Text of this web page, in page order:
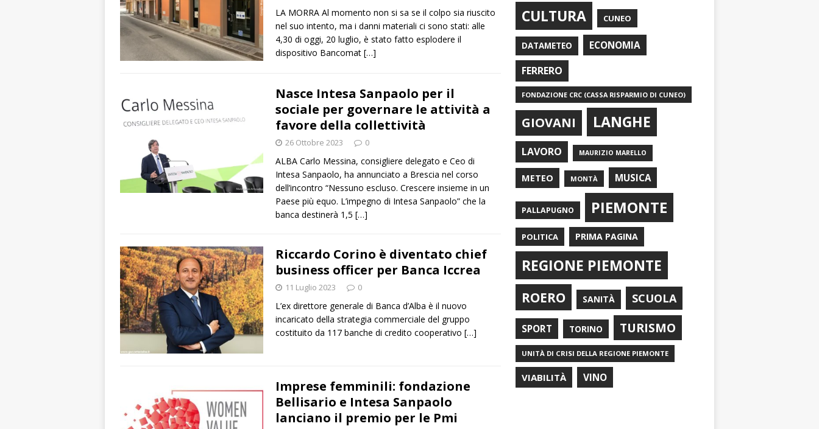
LA MORRA Al momento non si sa se il colpo sia riuscito
nel suo intento, ma i danni materiali ci sono stati: alle
4,30 di oggi, 20 luglio, è stato fatto esplodere il
dispositivo Bancomat […]
Nasce Intesa Sanpaolo per il
sociale per governare le attività a
favore della collettività
26 Ottobre 2023 0
ALBA Carlo Messina, consigliere delegato e Ceo di
Intesa Sanpaolo, ha annunciato a Brescia nel corso
dell’incontro “Nessuno escluso. Crescere insieme in un
Paese più equo. L’impegno di Intesa Sanpaolo” che la
banca destinerà 1,5 […]
Riccardo Corino è diventato chief
business officer per Banca Iccrea
11 Luglio 2023 0
L’ex direttore generale di Banca d’Alba è il nuovo
incaricato della strategia commerciale del gruppo
costituito da 117 banche di credito cooperativo […]
Imprese femminili: fondazione
Bellisario e Intesa Sanpaolo
lanciano il premio per le Pmi
CULTURA CUNEO
DATAMETEO ECONOMIA
FERRERO
FONDAZIONE CRC (CASSA RISPARMIO DI CUNEO)
GIOVANI LANGHE
LAVORO MAURIZIO MARELLO
METEO MONTÀ MUSICA
PALLAPUGNO PIEMONTE
POLITICA PRIMA PAGINA
REGIONE PIEMONTE
ROERO SANITÀ SCUOLA
SPORT TORINO TURISMO
UNITÀ DI CRISI DELLA REGIONE PIEMONTE
VIABILITÀ VINO